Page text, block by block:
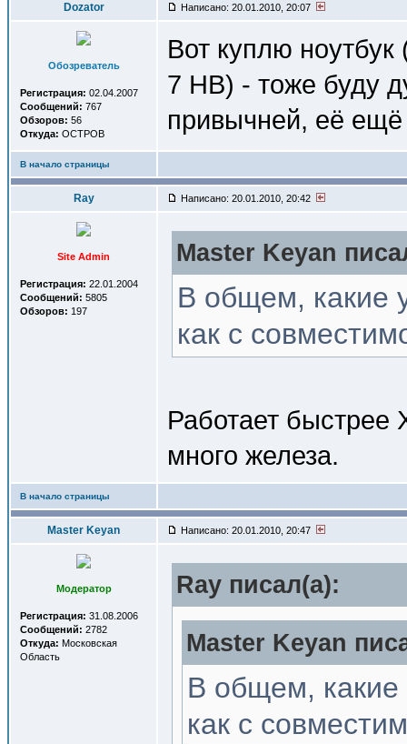
Dozator Написано: 20.01.2010, 20:07
Обозреватель
Регистрация: 02.04.2007
Сообщений: 767
Обзоров: 56
Откуда: OCTPOB
Вот куплю ноутбук
7 HB) - тоже буду
привычней, её ещё
В начало страницы
Ray Написано: 20.01.2010, 20:42
Site Admin
Регистрация: 22.01.2004
Сообщений: 5805
Обзоров: 197
Master Keyan
В общем, какие
как с
Работает быстрее
много железа.
В начало страницы
Master Keyan Написано: 20.01.2010, 20:47
Модератор
Регистрация: 31.08.2006
Сообщений: 2782
Откуда: Московская
Область
Ray писал(a):
Master Keyan
В общем, какие
как с